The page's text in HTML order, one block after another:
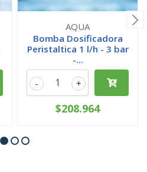
AQUA
Bomba Dosificadora
Peristaltica 1 l/h - 3 bar
-...
+
-
$208.964